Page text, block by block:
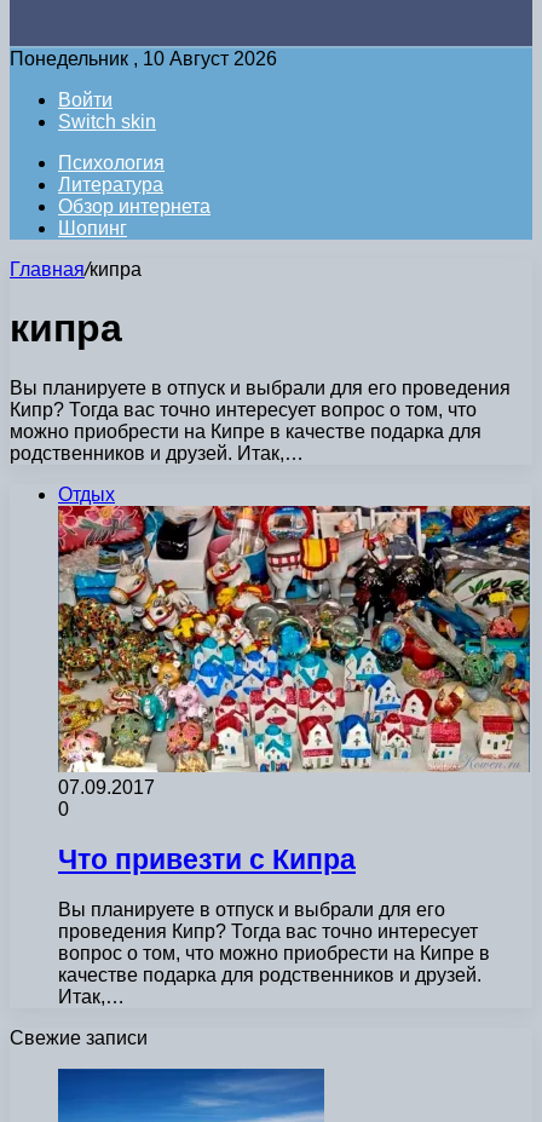
Понедельник , 10 Август 2026
Войти
Switch skin
Психология
Литература
Обзор интернета
Шопинг
Главная/кипра
кипра
Вы планируете в отпуск и выбрали для его проведения
Кипр? Тогда вас точно интересует вопрос о том, что
можно приобрести на Кипре в качестве подарка для
родственников и друзей. Итак,…
Отдых
07.09.2017
0
Что привезти с Кипра
Вы планируете в отпуск и выбрали для его
проведения Кипр? Тогда вас точно интересует
вопрос о том, что можно приобрести на Кипре в
качестве подарка для родственников и друзей.
Итак,…
Свежие записи